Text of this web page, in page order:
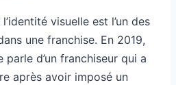
visuelle est l’un des
une franchise. En 2019,
d’un franchiseur qui a
après avoir imposé un